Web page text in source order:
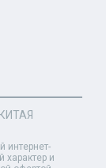
интернет-
характер и